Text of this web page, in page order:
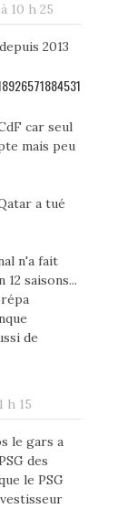
10 h 25
2013
car seul
mais peu
a tué
n'a fait
12 saisons...
de
h 15
le gars a
des
le PSG